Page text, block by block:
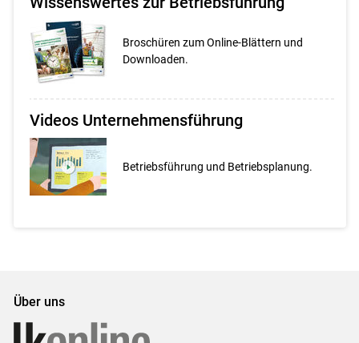
Broschüren zum Online-Blättern und
Downloaden.
Videos Unternehmensführung
Betriebsführung und Betriebsplanung.
Über uns